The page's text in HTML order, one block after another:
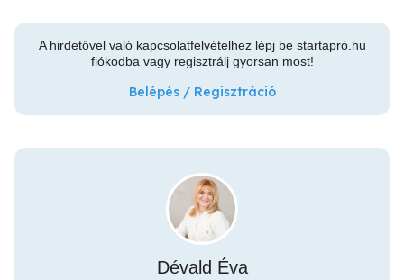
A hirdetővel való kapcsolatfelvételhez lépj be startapró.hu
fiókodba vagy regisztrálj gyorsan most!
Belépés / Regisztráció
Dévald Éva